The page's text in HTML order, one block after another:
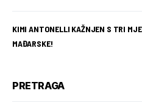
KIMI ANTONELLI KAŽNJEN S TRI
MAĐARSKE!
PRETRAGA